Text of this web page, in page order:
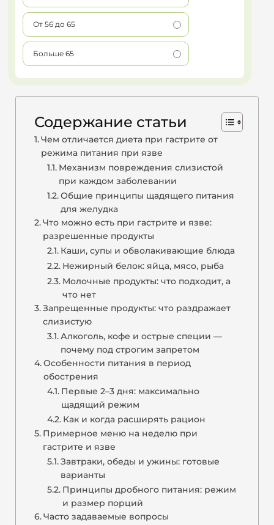
От 56 до 65
Больше 65
Содержание статьи
Чем отличается диета при гастрите от
режима питания при язве
Механизм повреждения слизистой
при каждом заболевании
Общие принципы щадящего питания
для желудка
Что можно есть при гастрите и язве:
разрешенные продукты
Каши, супы и обволакивающие блюда
Нежирный белок: яйца, мясо, рыба
Молочные продукты: что подходит, а
что нет
Запрещенные продукты: что раздражает
слизистую
Алкоголь, кофе и острые специи —
почему под строгим запретом
Особенности питания в период
обострения
Первые 2–3 дня: максимально
щадящий режим
Как и когда расширять рацион
Примерное меню на неделю при
гастрите и язве
Завтраки, обеды и ужины: готовые
варианты
Принципы дробного питания: режим
и размер порций
Часто задаваемые вопросы